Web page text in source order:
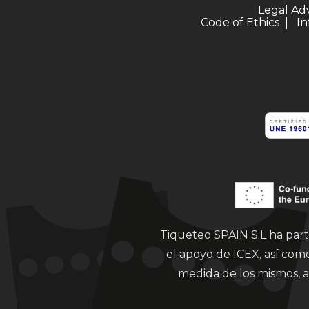
Legal
Code of Ethics
Tiqueteo SPAIN S.L ha
el apoyo de ICEX, así
medida de los mismos,